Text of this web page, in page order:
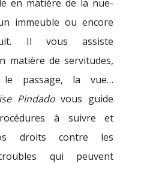
en matière de la nue-
immeuble ou encore
Il vous assiste
matière de servitudes,
le passage, la vue…
Pindadovous guide
à suivre et
droits contre les
qui peuvent